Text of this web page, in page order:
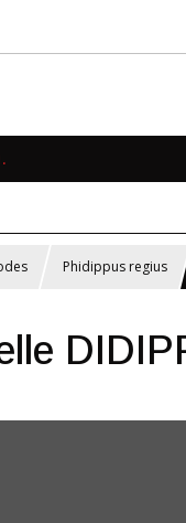
Phidippus regius